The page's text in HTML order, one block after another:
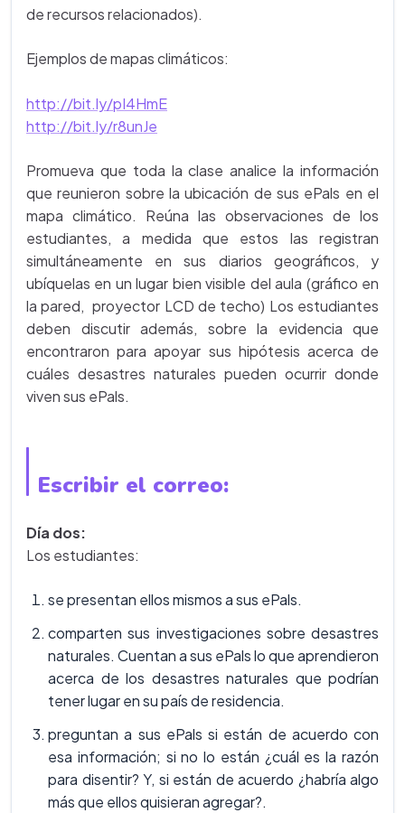
de recursos relacionados).
Ejemplos de mapas climáticos:
http://bit.ly/pI4HmE
http://bit.ly/r8unJe
Promueva que toda la clase analice la información
que reunieron sobre la ubicación de sus ePals en el
mapa climático. Reúna las observaciones de los
estudiantes, a medida que estos las registran
simultáneamente en sus diarios geográficos, y
ubíquelas en un lugar bien visible del aula (gráfico en
la pared, proyector LCD de techo) Los estudiantes
deben discutir además, sobre la evidencia que
encontraron para apoyar sus hipótesis acerca de
cuáles desastres naturales pueden ocurrir donde
viven sus ePals.
Escribir el correo:
Día dos:
Los estudiantes:
se presentan ellos mismos a sus ePals.
comparten sus investigaciones sobre desastres
naturales. Cuentan a sus ePals lo que aprendieron
acerca de los desastres naturales que podrían
tener lugar en su país de residencia.
preguntan a sus ePals si están de acuerdo con
esa información; si no lo están ¿cuál es la razón
para disentir? Y, si están de acuerdo ¿habría algo
más que ellos quisieran agregar?.